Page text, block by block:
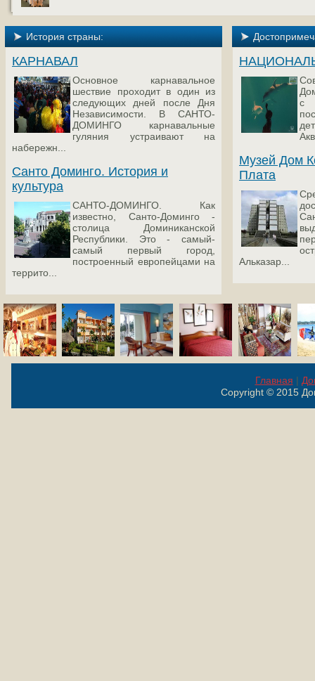
История страны:
КАРНАВАЛ
Основное карнавальное
шествие проходит в один из
следующих дней после Дня
Независимости. В САНТО-
ДОМИНГО карнавальные
гуляния устраивают на
набережн...
Санто Доминго. История и
культура
САНТО-ДОМИНГО. Как
известно, Санто-Доминго -
столица Доминиканской
Республики. Это - самый-
самый первый город,
построенный европейцами на
террито...
с
Музей Дом
Плата
Альказар...
Главная |
Copyright © 2015